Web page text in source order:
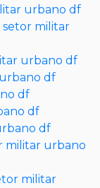
urbano df
setor militar
urbano df
df
df
df
df
militar urbano
militar